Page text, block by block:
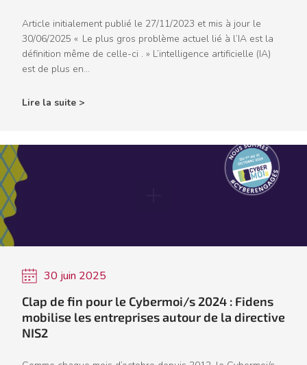
Article initialement publié le 27/11/2023 et mis à jour le
30/06/2025 « Le plus gros problème actuel lié à l’IA est la
définition même de celle-ci . » L’intelligence artificielle (IA)
est de plus en...
Lire la suite >
30 juin 2025
Clap de fin pour le Cybermoi/s 2024 : Fidens
mobilise les entreprises autour de la directive
NIS2